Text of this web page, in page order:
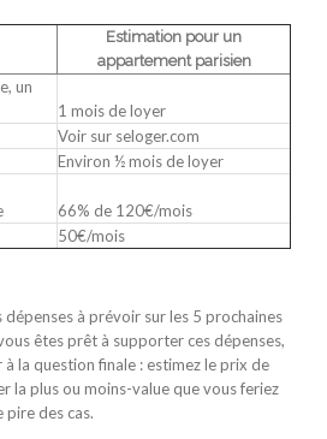
Estimation pour un
appartement parisien
un
1 mois de loyer
Voir sur seloger.com
Environ ½ mois de loyer
66% de 120€/mois
50€/mois
dépenses à prévoir sur les 5 prochaines
êtes prêt à supporter ces dépenses,
la question finale : estimez le prix de
la plus ou moins-value que vous feriez
pire des cas.